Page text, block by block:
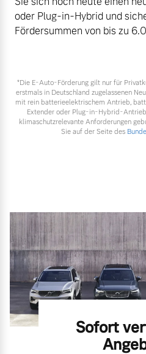
oder Plug-in-Hybrid und
Fördersummen von bis zu
*Die E‑Auto-Förderung gilt nur für
erstmals in Deutschland zugelassenen
mit rein batterieelektrischem Antrieb,
Extender oder Plug-in-Hybrid-
klimaschutzrelevante Anforderungen
Sie auf der Seite des
Sofort